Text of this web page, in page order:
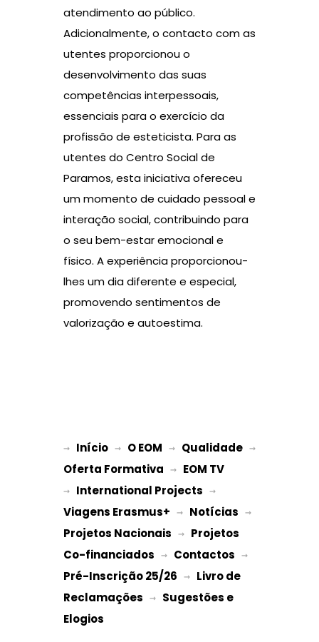
atendimento ao público.
Adicionalmente, o contacto com as
utentes proporcionou o
desenvolvimento das suas
competências interpessoais,
essenciais para o exercício da
profissão de esteticista. Para as
utentes do Centro Social de
Paramos, esta iniciativa ofereceu
um momento de cuidado pessoal e
interação social, contribuindo para
o seu bem-estar emocional e
físico. A experiência proporcionou-
lhes um dia diferente e especial,
promovendo sentimentos de
valorização e autoestima.
→ Início → O EOM → Qualidade
Oferta Formativa → EOM TV
→ International Projects
Viagens Erasmus+ → Notícias
Projetos Nacionais → Projetos
Co-financiados → Contactos
Pré-Inscrição 25/26 → Livro de
Reclamações → Sugestões e
Elogios